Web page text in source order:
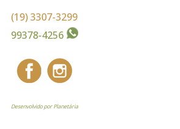
(19) 3307-3299
99378-4256
Desenvolvido por Planetária